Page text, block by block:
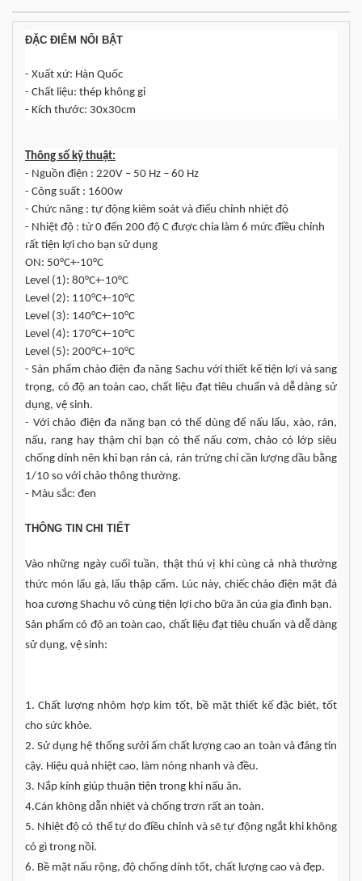
ĐẶC ĐIỂM NỔI BẬT
- Xuất xứ: Hàn Quốc
- Chất liệu: thép không gỉ
- Kích thước: 30x30cm
Thông số kỹ thuật:
- Nguồn điện : 220V – 50 Hz – 60 Hz
- Công suất : 1600w
- Chức năng : tự động kiêm soát và điểu chỉnh nhiệt độ
- Nhiệt độ : từ 0 đến 200 độ C được chia làm 6 mức điều chỉnh
rất tiện lợi cho bạn sử dụng
ON: 50°C+-10°C
Level (1): 80°C+-10°C
Level (2): 110°C+-10°C
Level (3): 140°C+-10°C
Level (4): 170°C+-10°C
Level (5): 200°C+-10°C
- Sản phẩm chảo điện đa năng Sachu với thiết kế tiện lợi và sang
trọng, có độ an toàn cao, chất liệu đạt tiêu chuẩn và dễ dàng sử
dụng, vệ sinh.
- Với chảo điện đa năng bạn có thể dùng để nấu lẩu, xào, rán,
nấu, rang hay thậm chỉ bạn có thể nấu cơm, chảo có lớp siêu
chống dính nên khi bạn rán cá, rán trứng chỉ cần lượng dầu bằng
1/10 so với chảo thông thường.
- Màu sắc: đen
THÔNG TIN CHI TIẾT
Vào những ngày cuối tuần, thật thú vị khi cùng cả nhà thưởng
thức món lẩu gà, lẩu thập cẩm. Lúc này, chiếc chảo điện mặt đá
hoa cương Shachu vô cùng tiện lợi cho bữa ăn của gia đình bạn.
Sản phẩm có độ an toàn cao, chất liệu đạt tiêu chuẩn và dễ dàng
sử dụng, vệ sinh:
1. Chất lượng nhôm hợp kim tốt, bề mặt thiết kế đặc biêt, tốt
cho sức khỏe.
2. Sử dụng hệ thống sưởi ấm chất lượng cao an toàn và đáng tin
cậy. Hiệu quả nhiệt cao, làm nóng nhanh và đều.
3. Nắp kính giúp thuận tiện trong khi nấu ăn.
4.Cán không dẫn nhiệt và chống trơn rất an toàn.
5. Nhiệt độ có thể tự do điều chỉnh và sẽ tự động ngắt khi không
có gì trong nồi.
6. Bề mặt nấu rộng, độ chống dính tốt, chất lượng cao và đẹp.